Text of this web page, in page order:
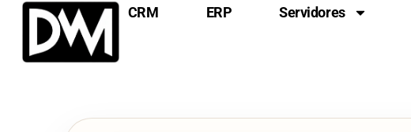
CRM ERP Servidores